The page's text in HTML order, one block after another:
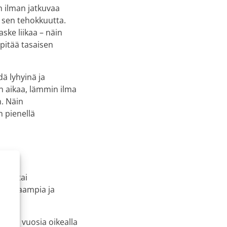
ilman jatkuvaa
tehokkuutta.
liikaa – näin
tasaisen
lyhyinä ja
aikaa, lämmin ilma
Näin
pienellä
tai
ja
vuosia oikealla